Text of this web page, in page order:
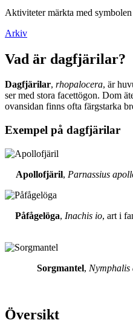
Aktiviteter märkta med symbolen
Arkiv
Vad är dagfjärilar?
Dagfjärilar, rhopalocera, är
ser med stora facettögon. Dom
ovansidan finns ofta färgstarka
Exempel på dagfjärilar
Apollofjäril, Parnassius
Påfågelöga, Inachis io, art i
Sorgmantel, Nymphalis
Översikt